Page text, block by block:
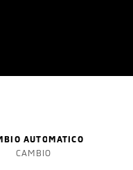
AUTOMATICO
CAMBIO